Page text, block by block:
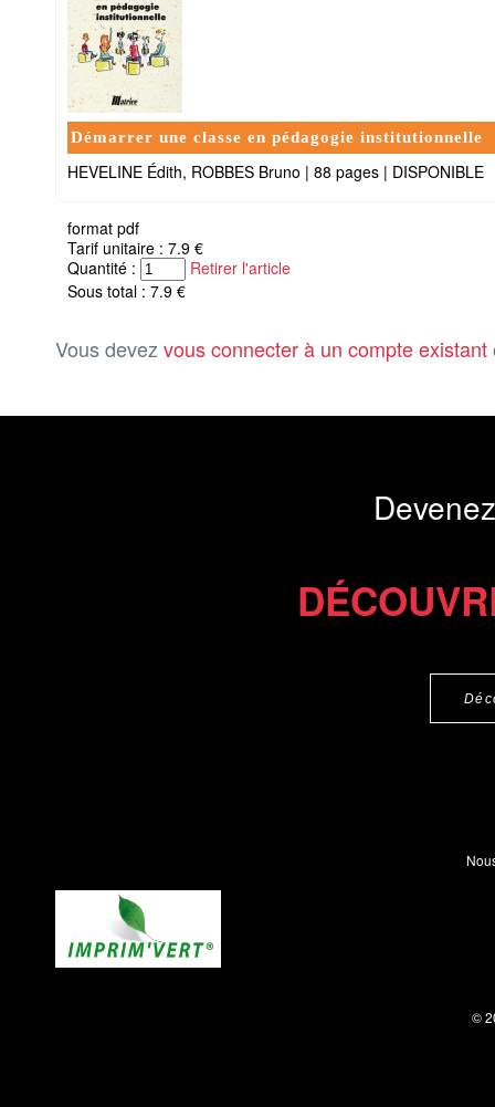
Démarrer une classe en pédagogie institutionnelle
HEVELINE Édith, ROBBES Bruno | 88 pages | DISPONIBLE
format pdf
Tarif unitaire : 7.9 €
Quantité :
Retirer l'article
Sous total : 7.9 €
Vous devez vous connecter à un compte existant
©